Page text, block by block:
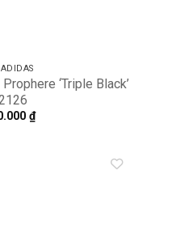
‘Triple Black’
₫